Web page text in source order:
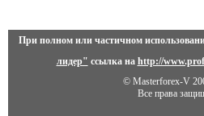
При полном или частичном
лидер" ссылка на http://
© Masterforex-V
Все права